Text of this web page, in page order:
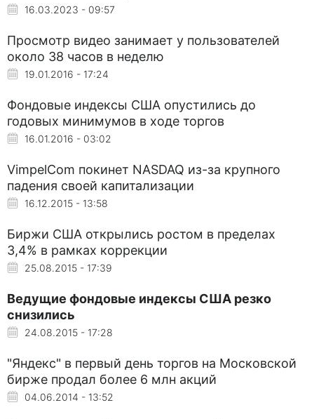
16.03.2023 - 09:57
Просмотр видео занимает у пользователей
около 38 часов в неделю
19.01.2016 - 17:24
Фондовые индексы США опустились до
годовых минимумов в ходе торгов
16.01.2016 - 03:02
VimpelCom покинет NASDAQ из-за крупного
падения своей капитализации
16.12.2015 - 13:58
Биржи США открылись ростом в пределах
3,4% в рамках коррекции
25.08.2015 - 17:39
Ведущие фондовые индексы США резко
снизились
24.08.2015 - 17:28
"Яндекс" в первый день торгов на Московской
бирже продал более 6 млн акций
04.06.2014 - 13:52